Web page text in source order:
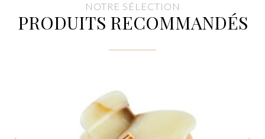
NOTRE SÉLECTION
PRODUITS RECOMMANDÉS